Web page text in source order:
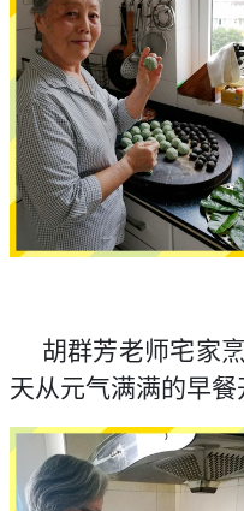
胡群芳老师宅家
天从元气满满的早餐